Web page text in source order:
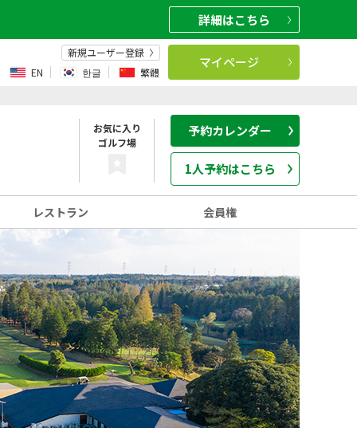
詳細はこちら
新規ユーザー登録
EN
한글 繁體
マイページ
お気に入り
ゴルフ場
予約カレンダー
1人予約はこちら
レストラン 会員権